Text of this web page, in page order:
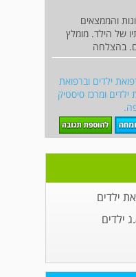
והממצאים
של הילד. מומלץ
בהצלחה
ילדים וברפואת
ילדים ומרכז סיסטיק
ילדים
ילדים